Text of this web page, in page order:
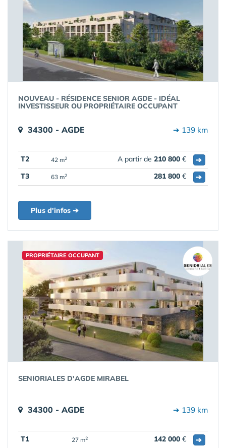
NOUVEAU - RÉSIDENCE SENIOR AGDE - IDÉAL
INVESTISSEUR OU PROPRIÉTAIRE OCCUPANT
34300 - AGDE ➔ 139 km
T2 42 m2 A partir de 210 800 €
➔
T3
63 m2 281 800 € ➔
Plus d'infos ➔
PROPRIÉTAIRE OCCUPANT
SENIORIALES D'AGDE MIRABEL
34300 - AGDE ➔ 139 km
T1 27 m2 142 000 €
➔